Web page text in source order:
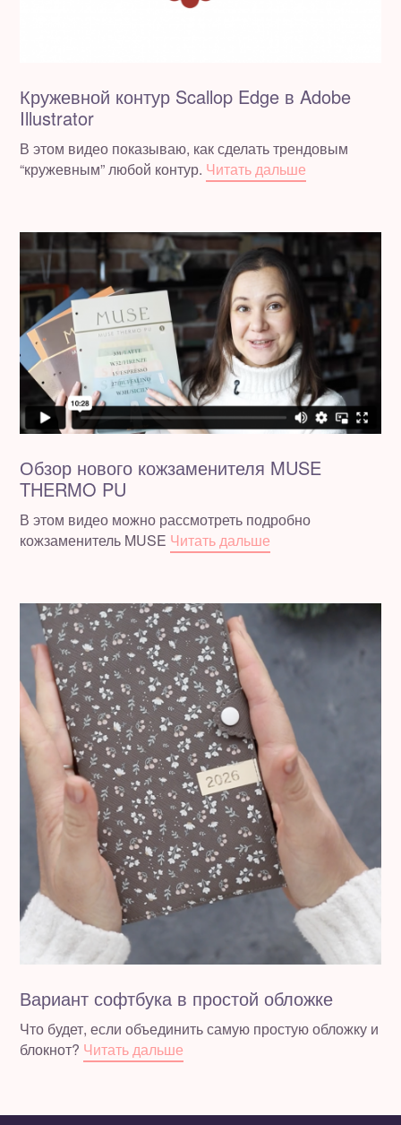
Кружевной контур Scallop Edge в Adobe
Illustrator
В этом видео показываю, как сделать трендовым
“кружевным” любой контур. Читать дальше
Обзор нового кожзаменителя MUSE
THERMO PU
В этом видео можно рассмотреть подробно
кожзаменитель MUSE Читать дальше
Вариант софтбука в простой обложке
Что будет, если объединить самую простую обложку и
блокнот? Читать дальше